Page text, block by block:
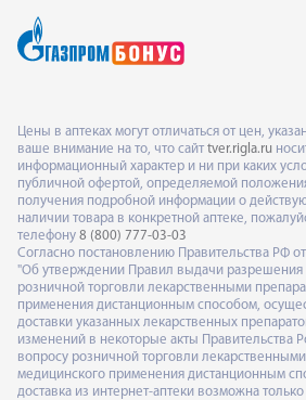
Цены в аптеках могут отличаться от цен,
ваше внимание на то, что сайт tver.rigla.ru
информационный характер и ни при каких
публичной офертой, определяемой
получения подробной информации о
наличии товара в конкретной аптеке,
телефону 8 (800) 777-03-03
Согласно постановлению Правительства РФ
"Об утверждении Правил выдачи разрешения
розничной торговли лекарственными
применения дистанционным способом,
доставки указанных лекарственных
изменений в некоторые акты Правительства
вопросу розничной торговли
медицинского применения дистанционным
доставка из интернет-аптеки возможна